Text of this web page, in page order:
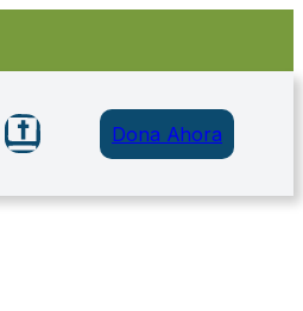
Dona Ahora